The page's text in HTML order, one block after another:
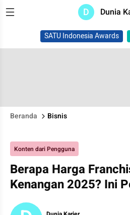
D Dunia
SATU Indonesia Awards
Beranda Bisnis
Konten dari Pengguna
Berapa Harga
Kenangan 2025? Ini